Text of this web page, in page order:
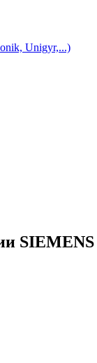
Unigyr,...)
SIEMENS